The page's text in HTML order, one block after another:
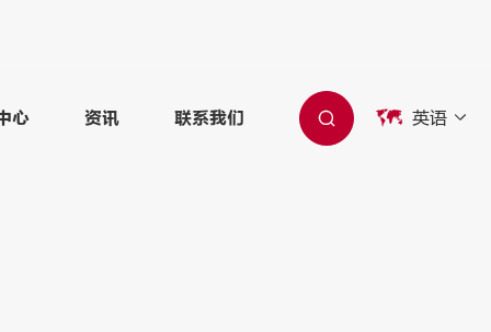
心 资讯 联系我们   英语 